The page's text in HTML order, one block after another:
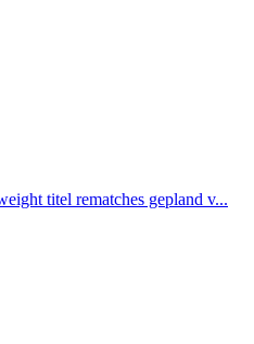
titel rematches gepland v...